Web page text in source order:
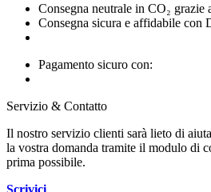
Consegna neutrale in CO₂ grazie
Consegna sicura e affidabile con
Pagamento sicuro con:
Servizio & Contatto
Il nostro servizio clienti sarà lieto di
la vostra domanda tramite il modulo di
prima possibile.
Scrivici